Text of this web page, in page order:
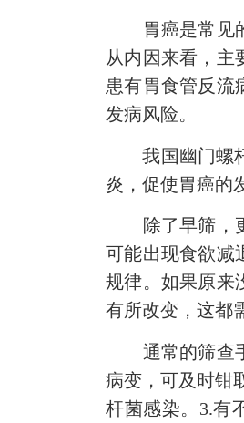
胃癌是常见的
从内因来看，主
患有胃食管反流
发病风险。
我国幽门螺杆
炎，促使胃癌的
除了早筛，更
可能出现食欲减
规律。如果原来
有所改变，这都
通常的筛查手
病变，可及时钳
杆菌感染。3.有